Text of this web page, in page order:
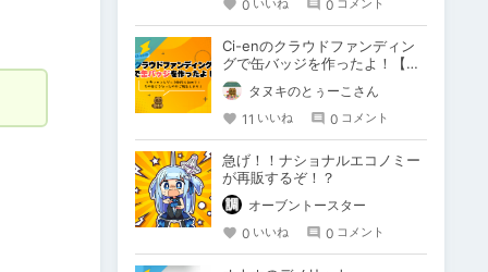
0 いいね 0 コメント
Ci-enのクラウドファンディン
グで缶バッジを作ったよ！【後
編】
タヌキのとぅーこさん
11 いいね 0 コメント
急げ！！ナショナルエコノミー
が再販するぞ！？
オーブントースター
0 いいね 0 コメント